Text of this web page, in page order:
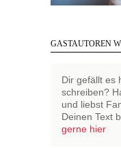
GASTAUTOREN
Dir gefällt es
schreiben?
und liebst
Deinen Text
gerne hier